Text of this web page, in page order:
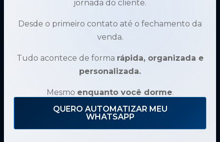
jornada do cliente.
Desde o primeiro contato até o fechamento da
venda.
Tudo acontece de forma rápida, organizada e
personalizada.
Mesmo enquanto você dorme.
QUERO AUTOMATIZAR MEU
WHATSAPP